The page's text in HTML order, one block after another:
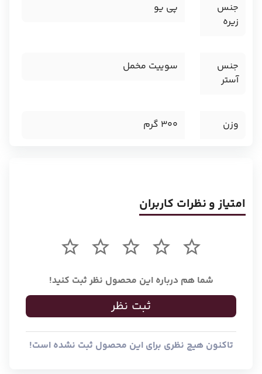
جنس
زیره
پی یو
جنس
آستر
سوییت مخمل
وزن 300 گرم
امتیاز و نظرات کاربران
شما هم درباره این محصول نظر ثبت کنید!
ثبت نظر
تاکنون هیچ نظری برای این محصول ثبت نشده است!